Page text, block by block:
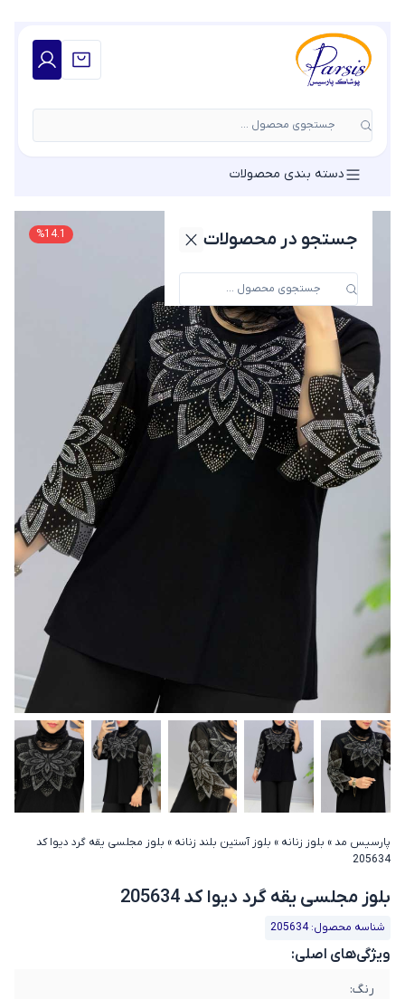
جستجوی محصول ...
جستجو در محصولات
دسته بندی محصولات
14.1
%
پارسیس مد» بلوز زنانه » بلوز آستین بلند زنانه » بلوز مجلسی یقه گرد دیوا کد
205634
بلوز مجلسی یقه گرد دیوا کد 205634
شناسه محصول: 205634
ویژگی‌های اصلی:
رنگ: